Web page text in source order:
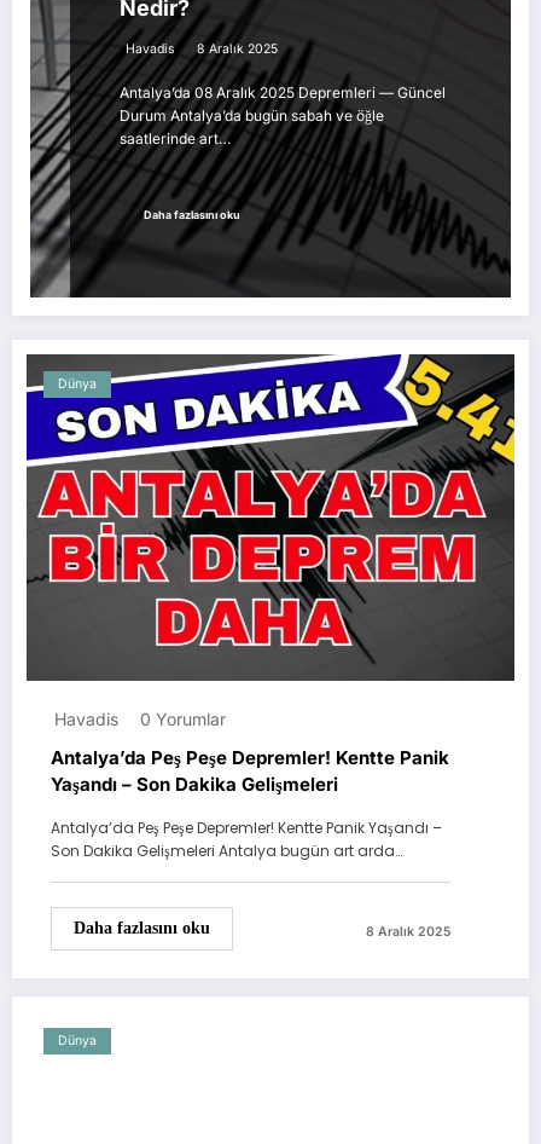
Nedir?
Havadis 8 Aralık 2025
Antalya’da 08 Aralık 2025 Depremleri — Güncel
Durum Antalya’da bugün sabah ve öğle
saatlerinde art…
Daha fazlasını oku
Dünya
Havadis 0 Yorumlar
Antalya’da Peş Peşe Depremler! Kentte Panik
Yaşandı – Son Dakika Gelişmeleri
Antalya’da Peş Peşe Depremler! Kentte Panik Yaşandı –
Son Dakika Gelişmeleri Antalya bugün art arda…
Daha fazlasını oku 8 Aralık 2025
Dünya